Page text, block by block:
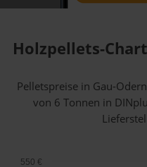
Holzpellets-
Pelletspreise in Gau-
von 6 Tonnen in
550 €